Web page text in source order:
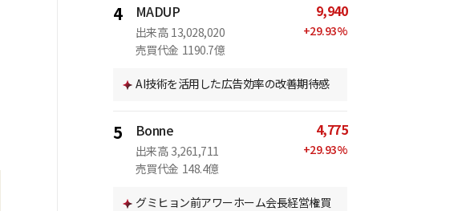
4 MADUP
出来高 13,028,020
売買代金 1190.7億
9,940
+29.93%
AI技術を活用した広告効率の改善期待感
5 Bonne
出来高 3,261,711
売買代金 148.4億
4,775
+29.93%
グミヒョン前アワーホーム会長経営権買